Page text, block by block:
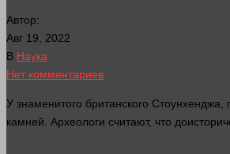
Автор:
Авг 19, 2022
В Наука
Нет комментариев
У знаменитого британского
камней. Археологи считают, что